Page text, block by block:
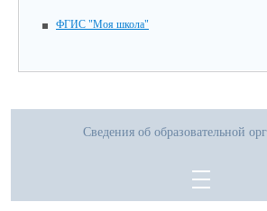
ФГИС "Моя школа"
Сведения об образовательной